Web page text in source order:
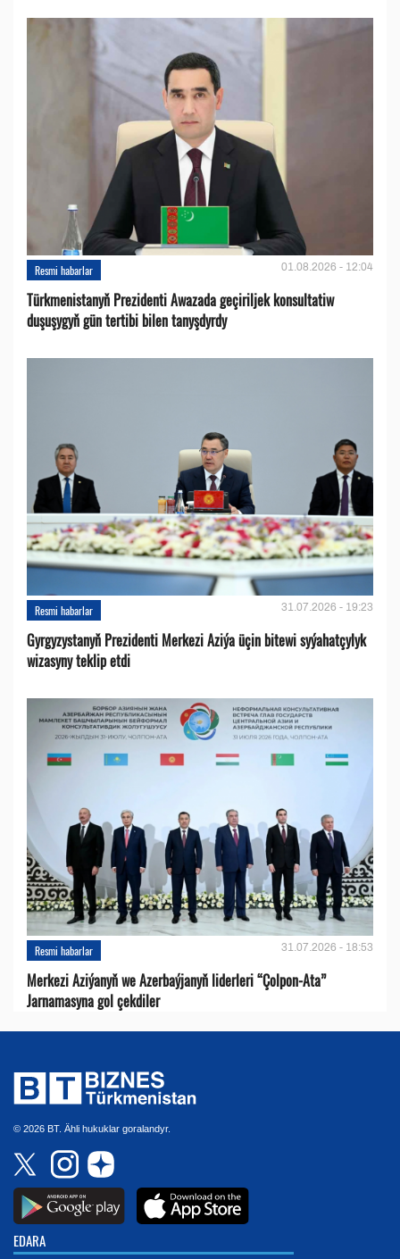
Resmi habarlar 01.08.2026 - 12:04
Türkmenistanyň Prezidenti Awazada geçiriljek konsultatiw
duşuşygyň gün tertibi bilen tanyşdyrdy
Resmi habarlar 31.07.2026 - 19:23
Gyrgyzystanyň Prezidenti Merkezi Aziýa üçin bitewi syýahatçylyk
wizasyny teklip etdi
Resmi habarlar 31.07.2026 - 18:53
Merkezi Aziýanyň we Azerbaýjanyň liderleri “Çolpon-Ata”
Jarnamasyna gol çekdiler
© 2026 BT. Ähli hukuklar goralandyr.
EDARA